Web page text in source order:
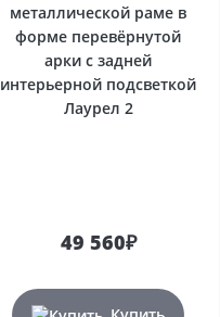
металлической раме в
форме перевёрнутой
арки с задней
интерьерной подсветкой
Лаурел 2
49 560₽